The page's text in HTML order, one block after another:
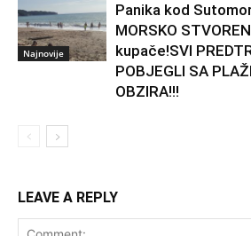
Najnovije
Panika kod
MORSKO
kupače!SVI
POBJEGLI SA
OBZIRA!!!
LEAVE A REPLY